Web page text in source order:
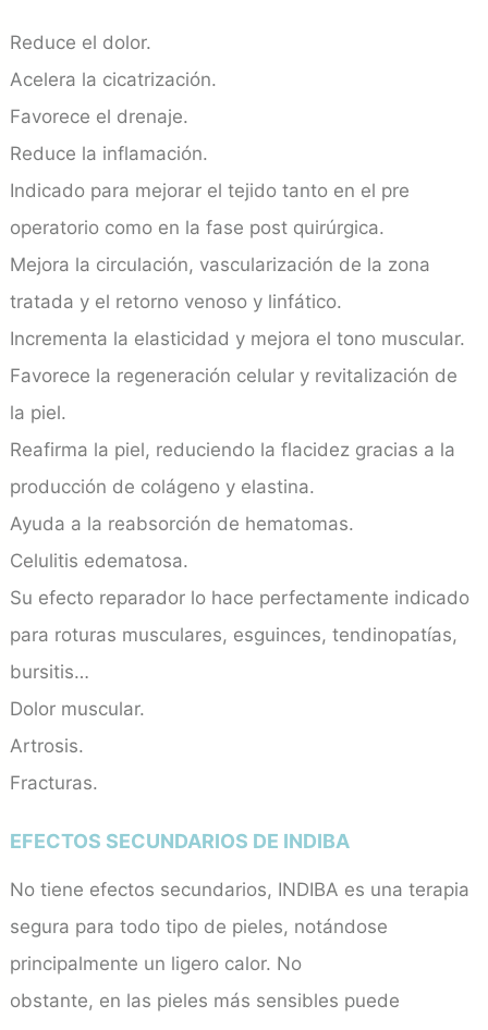
Reduce el dolor.
Acelera la cicatrización.
Favorece el drenaje.
Reduce la inflamación.
Indicado para mejorar el tejido tanto en el pre
operatorio como en la fase post quirúrgica.
Mejora la circulación, vascularización de la zona
tratada y el retorno venoso y linfático.
Incrementa la elasticidad y mejora el tono muscular.
Favorece la regeneración celular y revitalización de
la piel.
Reafirma la piel, reduciendo la flacidez gracias a la
producción de colágeno y elastina.
Ayuda a la reabsorción de hematomas.
Celulitis edematosa.
Su efecto reparador lo hace perfectamente indicado
para roturas musculares, esguinces, tendinopatías,
bursitis…
Dolor muscular.
Artrosis.
Fracturas.
EFECTOS SECUNDARIOS DE INDIBA
No tiene efectos secundarios, INDIBA es una terapia
segura para todo tipo de pieles, notándose
principalmente un ligero calor. No
obstante, en las pieles más sensibles puede